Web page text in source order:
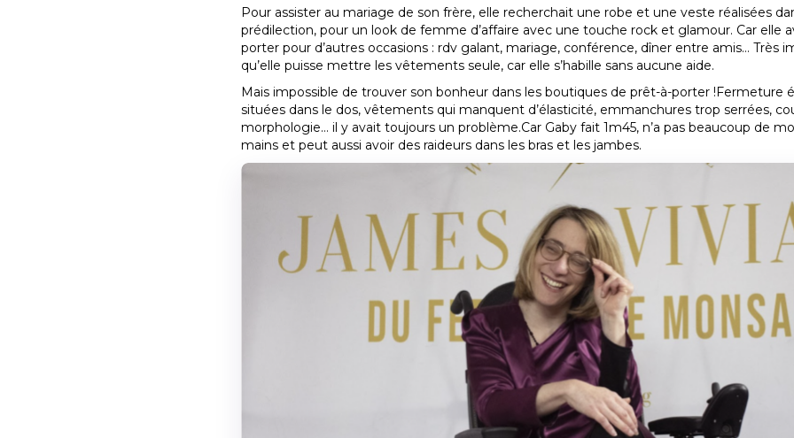
Pour assister au mariage de son frère, elle recherchait une robe et une veste réalisées
prédilection, pour un look de femme d’affaire avec une touche rock et glamour. Car elle
porter pour d’autres occasions : rdv galant, mariage, conférence, dîner entre amis… Très
qu’elle puisse mettre les vêtements seule, car elle s’habille sans aucune aide.
Mais impossible de trouver son bonheur dans les boutiques de prêt-à-porter !Fermeture
situées dans le dos, vêtements qui manquent d’élasticité, emmanchures trop serrées,
morphologie… il y avait toujours un problème.Car Gaby fait 1m45, n’a pas beaucoup de
mains et peut aussi avoir des raideurs dans les bras et les jambes.